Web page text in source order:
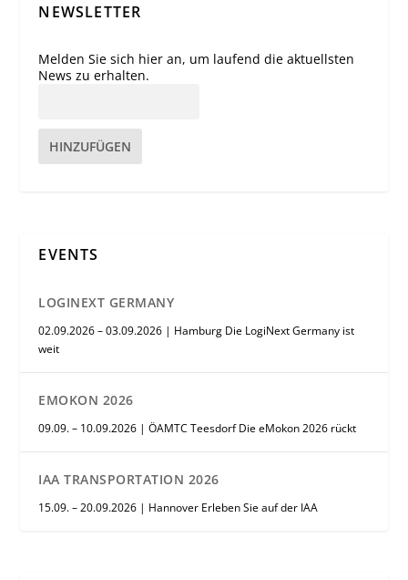
NEWSLETTER
Melden Sie sich hier an, um laufend die aktuellsten
News zu erhalten.
HINZUFÜGEN
EVENTS
LOGINEXT GERMANY
02.09.2026 – 03.09.2026 | Hamburg Die LogiNext Germany ist
weit
EMOKON 2026
09.09. – 10.09.2026 | ÖAMTC Teesdorf Die eMokon 2026 rückt
IAA TRANSPORTATION 2026
15.09. – 20.09.2026 | Hannover Erleben Sie auf der IAA